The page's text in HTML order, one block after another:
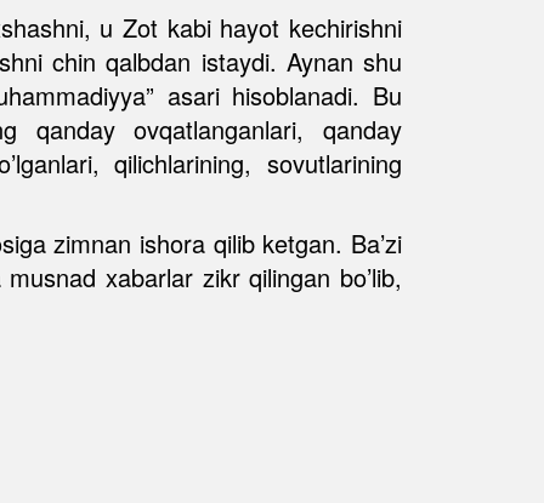
u Zot kabi hayot kechirishni
chin qalbdan istaydi. Aynan shu
asari hisoblanadi. Bu
qanday ovqatlanganlari, qanday
qilichlarining, sovutlarining
zimnan ishora qilib ketgan. Ba’zi
xabarlar zikr qilingan bo’lib,